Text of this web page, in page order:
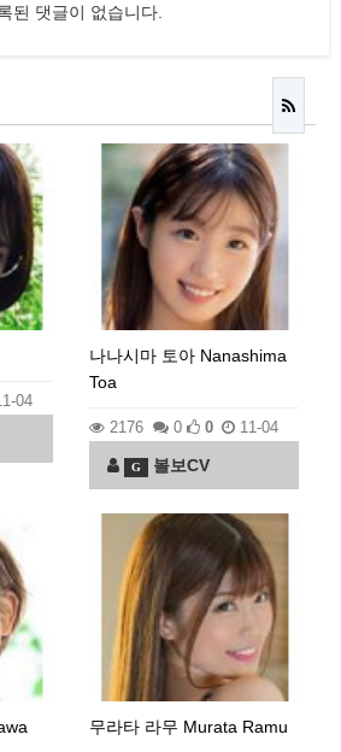
된 댓글이 없습니다.
04
나나시마 토아 Nanashima
Toa
2176 0 0 11-04
G 볼보CV
무라타 라무 Murata Ramu